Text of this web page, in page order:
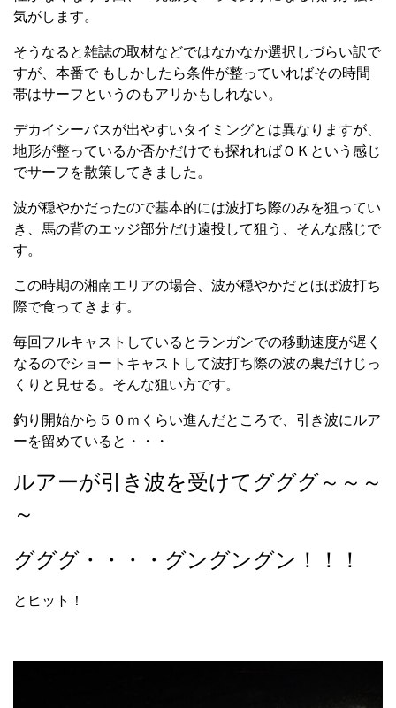
気がします。
そうなると雑誌の取材などではなかなか選択しづらい訳で
すが、本番で もしかしたら条件が整っていればその時間
帯はサーフというのもアリかもしれない。
デカイシーバスが出やすいタイミングとは異なりますが、
地形が整っているか否かだけでも探れればＯＫという感じ
でサーフを散策してきました。
波が穏やかだったので基本的には波打ち際のみを狙ってい
き、馬の背のエッジ部分だけ遠投して狙う、そんな感じで
す。
この時期の湘南エリアの場合、波が穏やかだとほぼ波打ち
際で食ってきます。
毎回フルキャストしているとランガンでの移動速度が遅く
なるのでショートキャストして波打ち際の波の裏だけじっ
くりと見せる。そんな狙い方です。
釣り開始から５０ｍくらい進んだところで、引き波にルア
ーを留めていると・・・
ルアーが引き波を受けてグググ～～～
～
グググ・・・・グングングン！！！
とヒット！